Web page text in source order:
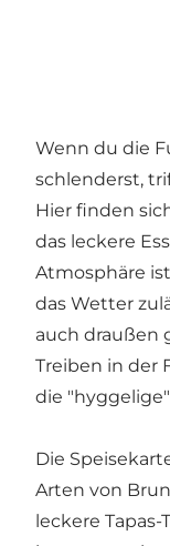
Wenn du die
schlenderst,
Hier finden
das leckere
Atmosphäre
das Wetter
auch draußen
Treiben in der
die
Die
Arten von
leckere Tapas-